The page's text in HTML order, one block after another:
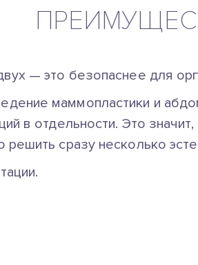
— это безопаснее для
маммопластики и
в отдельности. Это
сразу несколько